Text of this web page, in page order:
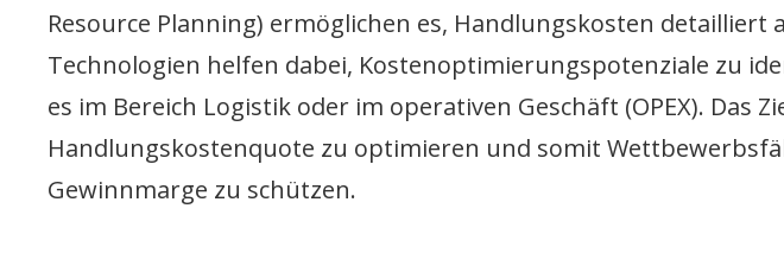
Resource Planning) ermöglichen es, Handlungskosten detailliert
Technologien helfen dabei, Kostenoptimierungspotenziale zu
es im Bereich Logistik oder im operativen Geschäft (OPEX). Das
Handlungskostenquote zu optimieren und somit
Gewinnmarge zu schützen.